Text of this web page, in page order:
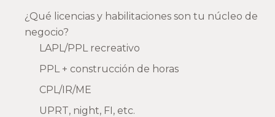
¿Qué licencias y habilitaciones son tu núcleo de
negocio?
LAPL/PPL recreativo
PPL + construcción de horas
CPL/IR/ME
UPRT, night, FI, etc.